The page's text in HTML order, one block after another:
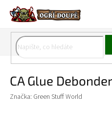
obsah
CA Glue Debonder
Značka: Green Stuff World